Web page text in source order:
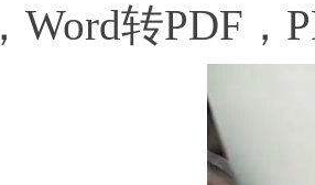
，Word转PDF